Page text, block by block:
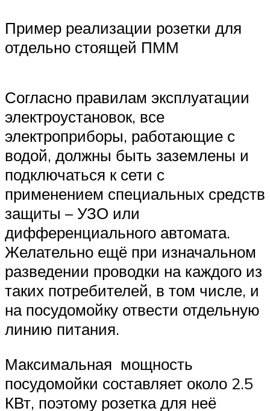
Пример реализации розетки для
отдельно стоящей ПММ
Согласно правилам эксплуатации
электроустановок, все
электроприборы, работающие с
водой, должны быть заземлены и
подключаться к сети с
применением специальных средств
защиты – УЗО или
дифференциального автомата.
Желательно ещё при изначальном
разведении проводки на каждого из
таких потребителей, в том числе, и
на посудомойку отвести отдельную
линию питания.
Максимальная мощность
посудомойки составляет около 2.5
КВт, поэтому розетка для неё